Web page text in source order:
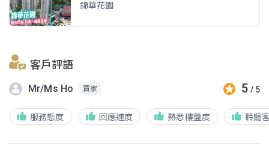
錦華花園
客戶評語
Mr/Ms Ho 買家 5 / 5
服務態度 回應速度 熟悉樓盤度 聆聽